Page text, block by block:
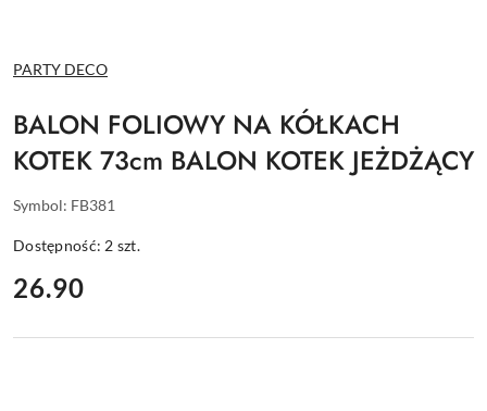
NAZWA
PRODUCENTA:
PARTY DECO
BALON FOLIOWY NA KÓŁKACH
KOTEK 73cm BALON KOTEK JEŻDŻĄCY
Symbol: FB381
Dostępność: 2 szt.
cena:
26.90